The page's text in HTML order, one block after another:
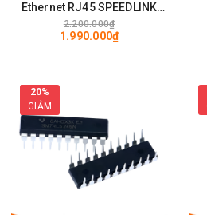
Ethernet RJ45 SPEEDLINK
SE1002 100Mps
2.200.000₫
1.990.000₫
20%
GIẢM